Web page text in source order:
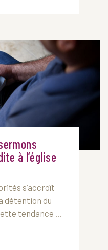
à l’église
s’accroît
détention du
tendance ...